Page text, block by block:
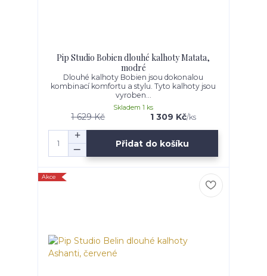
Pip Studio Bobien dlouhé kalhoty Matata,
modré
Dlouhé kalhoty Bobien jsou dokonalou
kombinací komfortu a stylu. Tyto kalhoty jsou
vyroben...
1 629 Kč 1 309 Kč/ks
Skladem 1 ks
Přidat do košíku
Akce